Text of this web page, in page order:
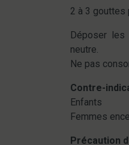
2 à 3 gouttes
Déposer les
neutre.
Ne pas
Contre-
Enfants
Femmes
Précaution